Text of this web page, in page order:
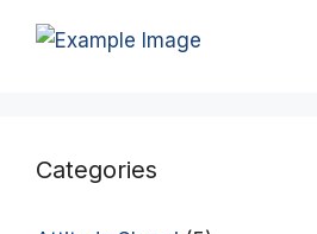
Categories